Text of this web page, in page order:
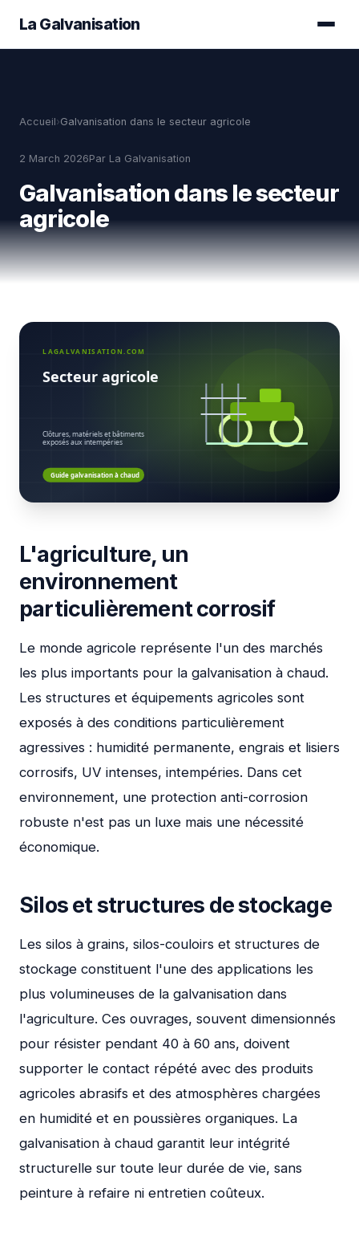
La Galvanisation
Accueil›Galvanisation dans le secteur agricole
2 March 2026Par La Galvanisation
Galvanisation dans le secteur
agricole
L'agriculture, un
environnement
particulièrement corrosif
Le monde agricole représente l'un des marchés
les plus importants pour la galvanisation à chaud.
Les structures et équipements agricoles sont
exposés à des conditions particulièrement
agressives : humidité permanente, engrais et lisiers
corrosifs, UV intenses, intempéries. Dans cet
environnement, une protection anti-corrosion
robuste n'est pas un luxe mais une nécessité
économique.
Silos et structures de stockage
Les silos à grains, silos-couloirs et structures de
stockage constituent l'une des applications les
plus volumineuses de la galvanisation dans
l'agriculture. Ces ouvrages, souvent dimensionnés
pour résister pendant 40 à 60 ans, doivent
supporter le contact répété avec des produits
agricoles abrasifs et des atmosphères chargées
en humidité et en poussières organiques. La
galvanisation à chaud garantit leur intégrité
structurelle sur toute leur durée de vie, sans
peinture à refaire ni entretien coûteux.